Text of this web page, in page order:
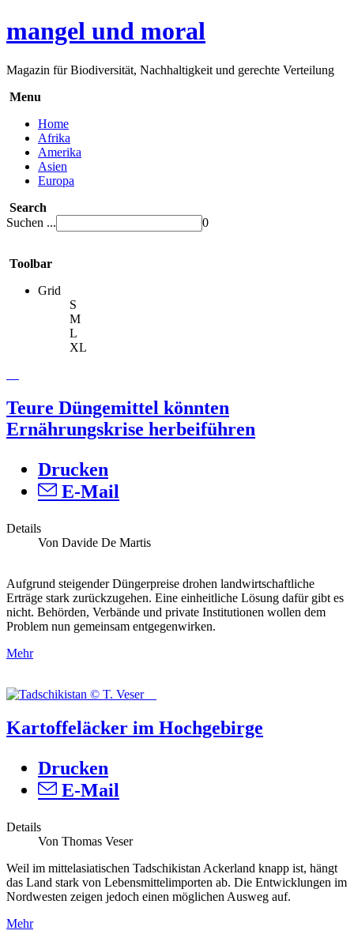
mangel und moral
Magazin für Biodiversität, Nachhaltigkeit und gerechte Verteilung
Menu
Home
Afrika
Amerika
Asien
Europa
Search
Suchen ...
0
Toolbar
Grid
S
M
L
XL
Teure Düngemittel könnten
Ernährungskrise herbeiführen
Drucken
E-Mail
Details
Von Davide De Martis
Aufgrund steigender Düngerpreise drohen landwirtschaftliche
Erträge stark zurückzugehen. Eine einheitliche Lösung dafür gibt es
nicht. Behörden, Verbände und private Institutionen wollen dem
Problem nun gemeinsam entgegenwirken.
Mehr
Kartoffeläcker im Hochgebirge
Drucken
E-Mail
Details
Von Thomas Veser
Weil im mittelasiatischen Tadschikistan Ackerland knapp ist, hängt
das Land stark von Lebensmittelimporten ab. Die Entwicklungen im
Nordwesten zeigen jedoch einen möglichen Ausweg auf.
Mehr